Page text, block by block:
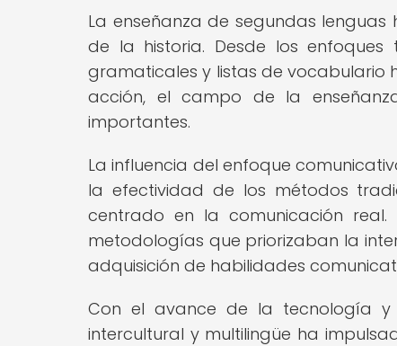
La enseñanza de segundas
de la historia. Desde los
gramaticales y listas de vocabulario
acción, el campo de la
importantes.
La influencia del enfoque
la efectividad de los métodos
centrado en la comunicación
metodologías que priorizaban la
adquisición de habilidades
Con el avance de la tecnología y
intercultural y multilingüe ha